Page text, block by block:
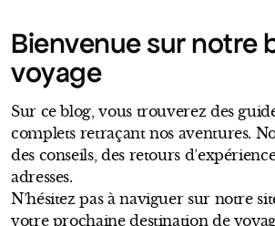
Bienvenue sur notre
voyage
Sur ce blog, vous trouverez des
complets retraçant nos aventures.
des conseils, des retours
adresses.
N’hésitez pas à naviguer sur notre
votre prochaine destination de